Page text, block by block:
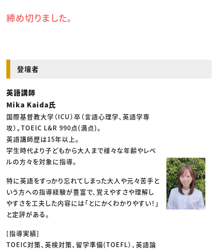
締め切りました。
登壇者
英語講師
Mika Kaida氏
国際基督教大学（ICU）卒（言語心理学、英語学専
攻）。TOEIC L&R 990点(満点)。
英語講師歴は15年以上。
学生時代より子どもから大人まで様々な年齢やレベ
ルの方々を対象に指導。
特に英語をすっかり忘れてしまった大人や元々苦手と
いう方への指導経験が豊富で、覚えやすさや理解し
やすさを工夫した内容には「とにかくわかりやすい！」
と定評がある。
[指導実績]
TOEIC対策、英検対策、留学準備(TOEFL）、英語論